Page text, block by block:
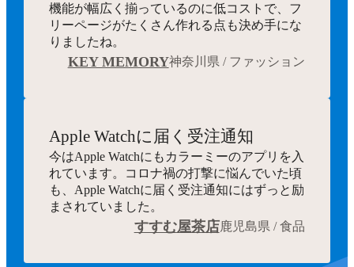
機能が幅広く揃っているのに低コストで、フ
リーページがたくさん作れる点も決め手にな
りましたね。
KEY MEMORY神奈川県 / ファッション
Apple Watchに届く受注通知
今はApple Watchにもカラーミーのアプリを入
れています。コロナ禍の打撃に悩んでいた頃
も、Apple Watchに届く受注通知にはずっと励
まされていました。
すすむ屋茶店鹿児島県 / 食品